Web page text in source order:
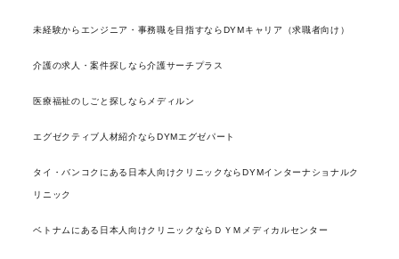
未経験からエンジニア・事務職を目指すならDYMキャリア（求職者向け）
介護の求人・案件探しなら介護サーチプラス
医療福祉のしごと探しならメディルン
エグゼクティブ人材紹介ならDYMエグゼパート
タイ・バンコクにある日本人向けクリニックならDYMインターナショナルク
リニック
ベトナムにある日本人向けクリニックならＤＹＭメディカルセンター